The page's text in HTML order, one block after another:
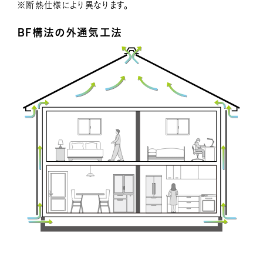
※断熱仕様により異なります。
BF構法の外通気工法